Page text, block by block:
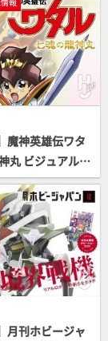
魔神英雄伝ワタ
丸 ビジュアル＆
特別付録付き】
月刊ホビージャ